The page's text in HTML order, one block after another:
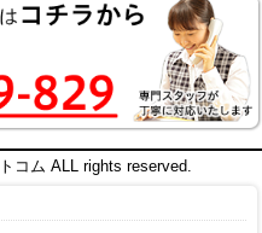
非公開
コム ALL rights reserved.